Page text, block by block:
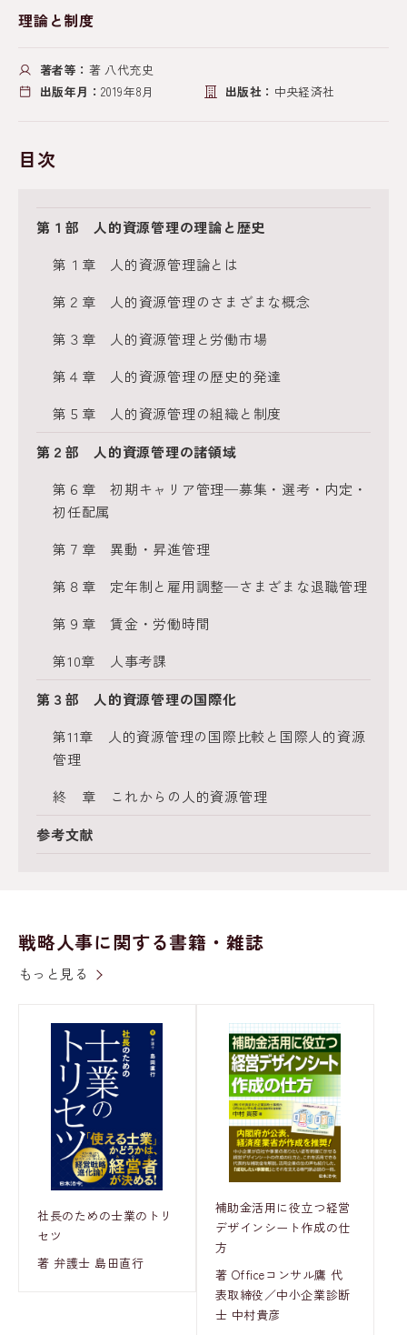
理論と制度
著者等： 著 八代充史
出版年月： 2019年8月 出版社： 中央経済社
目次
第１部 人的資源管理の理論と歴史
第１章 人的資源管理論とは
第２章 人的資源管理のさまざまな概念
第３章 人的資源管理と労働市場
第４章 人的資源管理の歴史的発達
第５章 人的資源管理の組織と制度
第２部 人的資源管理の諸領域
第６章 初期キャリア管理─募集・選考・内定・
初任配属
第７章 異動・昇進管理
第８章 定年制と雇用調整─さまざまな退職管理
第９章 賃金・労働時間
第10章 人事考課
第３部 人的資源管理の国際化
第11章 人的資源管理の国際比較と国際人的資源
管理
終 章 これからの人的資源管理
参考文献
戦略人事に関する書籍・雑誌
もっと見る
社長のための士業のトリ
セツ
著 弁護士 島田直行
補助金活用に役立つ経営
デザインシート作成の仕
方
著 Officeコンサル鷹 代
表取締役／中小企業診断
士 中村貴彦